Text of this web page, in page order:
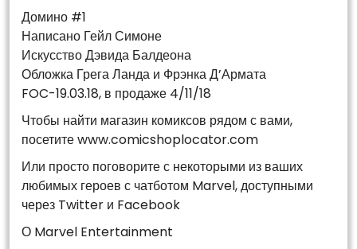
Домино #1
Написано Гейл Симоне
Искусство Дэвида Балдеона
Обложка Грега Ланда и Фрэнка Д’Армата
FOC-19.03.18, в продаже 4/11/18
Чтобы найти магазин комиксов рядом с вами,
посетите www.comicshoplocator.com
Или просто поговорите с некоторыми из ваших
любимых героев с чатботом Marvel, доступными
через Twitter и Facebook
О Marvel Entertainment